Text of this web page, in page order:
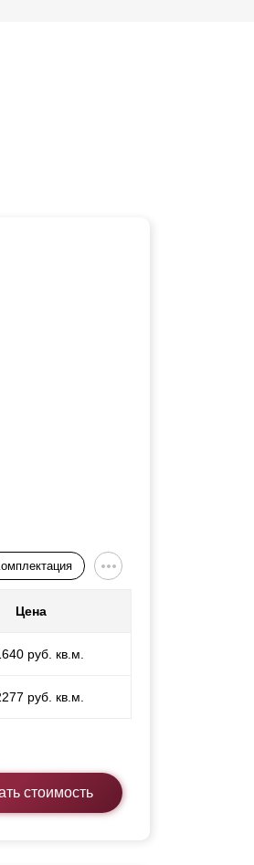
Цена
руб. кв.м.
руб. кв.м.
стоимость